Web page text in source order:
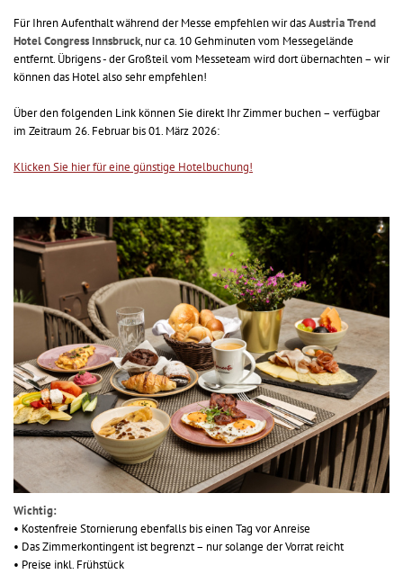
Für Ihren Aufenthalt während der Messe empfehlen wir dasAustria Trend
Hotel Congress Innsbruck, nur ca. 10 Gehminuten vom Messegelände
entfernt. Übrigens - der Großteil vom Messeteam wird dort übernachten – wir
können das Hotel also sehr empfehlen!
Über den folgenden Link können Sie direkt Ihr Zimmer buchen – verfügbar
im Zeitraum 26. Februar bis 01. März 2026:
Klicken Sie hier für eine günstige Hotelbuchung!
Wichtig:
• Kostenfreie Stornierung ebenfalls bis einen Tag vor Anreise
• Das Zimmerkontingent ist begrenzt – nur solange der Vorrat reicht
• Preise inkl. Frühstück